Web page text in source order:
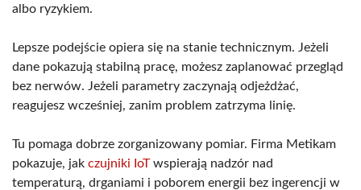
albo ryzykiem.
Lepsze podejście opiera się na stanie technicznym. Jeżeli
dane pokazują stabilną pracę, możesz zaplanować przegląd
bez nerwów. Jeżeli parametry zaczynają odjeżdżać,
reagujesz wcześniej, zanim problem zatrzyma linię.
Tu pomaga dobrze zorganizowany pomiar. Firma Metikam
pokazuje, jak czujniki IoTwspierają nadzór nad
temperaturą, drganiami i poborem energii bez ingerencji w